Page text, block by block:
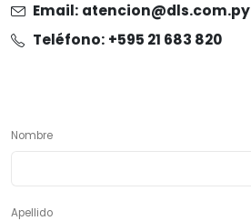
Email: atencion@dls.com.py
Teléfono: +595 21 683 820
Nombre
Apellido